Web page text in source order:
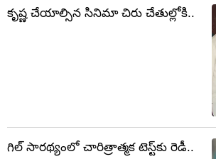
కృష్ణ చేయాల్సిన సినిమా చిరు చేతుల్లోకి..
గిల్ సారథ్యంలో చారిత్రాత్మక టెస్ట్‌కు రెడీ..